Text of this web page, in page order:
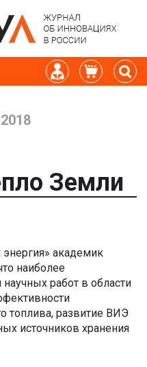
Земли
академик
наиболее
работ в области
топлива, развитие ВИЭ
источников хранения